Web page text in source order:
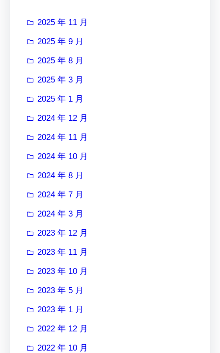
2025 年 11 月
2025 年 9 月
2025 年 8 月
2025 年 3 月
2025 年 1 月
2024 年 12 月
2024 年 11 月
2024 年 10 月
2024 年 8 月
2024 年 7 月
2024 年 3 月
2023 年 12 月
2023 年 11 月
2023 年 10 月
2023 年 5 月
2023 年 1 月
2022 年 12 月
2022 年 10 月